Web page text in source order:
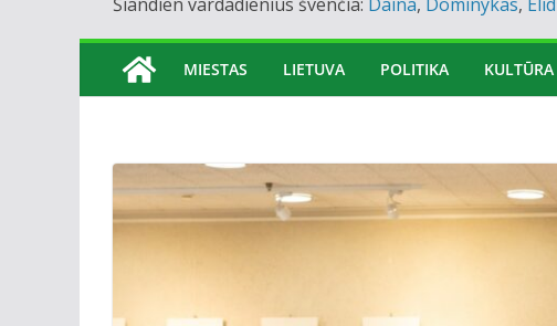
MIESTAS LIETUVA POLITIKA KULTŪRA